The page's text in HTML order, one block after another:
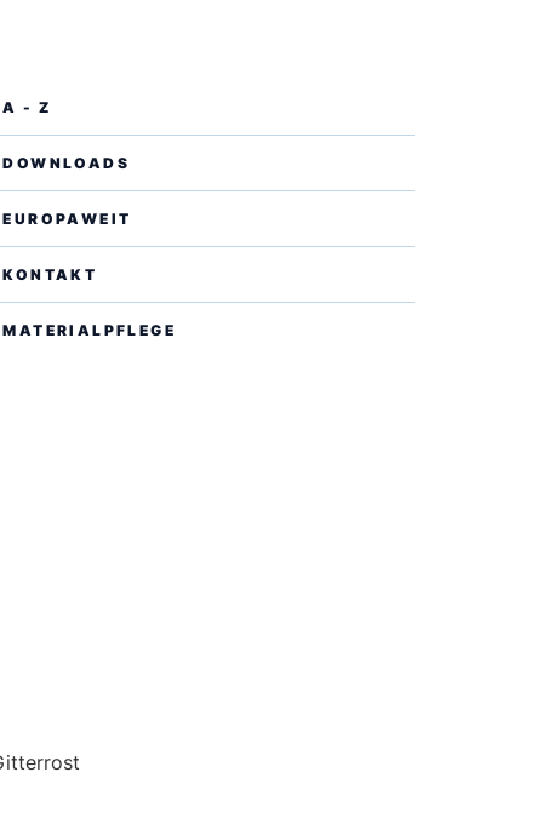
A - Z
DOWNLOADS
EUROPAWEIT
KONTAKT
MATERIALPFLEGE